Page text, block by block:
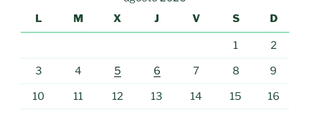
L
M X J V S D
1 2
3 4 5 6 7 8 9
10 11 12 13 14 15 16